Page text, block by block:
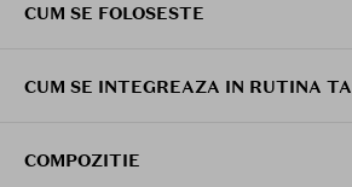
CUM SE FOLOSESTE
CUM SE INTEGREAZA IN RUTINA TA
COMPOZITIE